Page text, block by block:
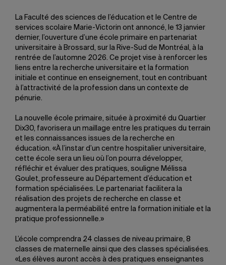
La Faculté des sciences de l’éducation et le Centre de
services scolaire Marie-Victorin ont annoncé, le 13 janvier
dernier, l’ouverture d’une école primaire en partenariat
universitaire à Brossard, sur la Rive-Sud de Montréal, à la
rentrée de l’automne 2026. Ce projet vise à renforcer les
liens entre la recherche universitaire et la formation
initiale et continue en enseignement, tout en contribuant
à l’attractivité de la profession dans un contexte de
pénurie.
La nouvelle école primaire, située à proximité du Quartier
Dix30, favorisera un maillage entre les pratiques du terrain
et les connaissances issues de la recherche en
éducation. «À l’instar d’un centre hospitalier universitaire,
cette école sera un lieu où l’on pourra développer,
réfléchir et évaluer des pratiques, souligne Mélissa
Goulet, professeure au Département d’éducation et
formation spécialisées. Le partenariat facilitera la
réalisation des projets de recherche en classe et
augmentera la perméabilité entre la formation initiale et la
pratique professionnelle.»
L’école comprendra 24 classes de niveau primaire, 8
classes de maternelle ainsi que des classes spécialisées.
«Les élèves auront accès à des pratiques enseignantes